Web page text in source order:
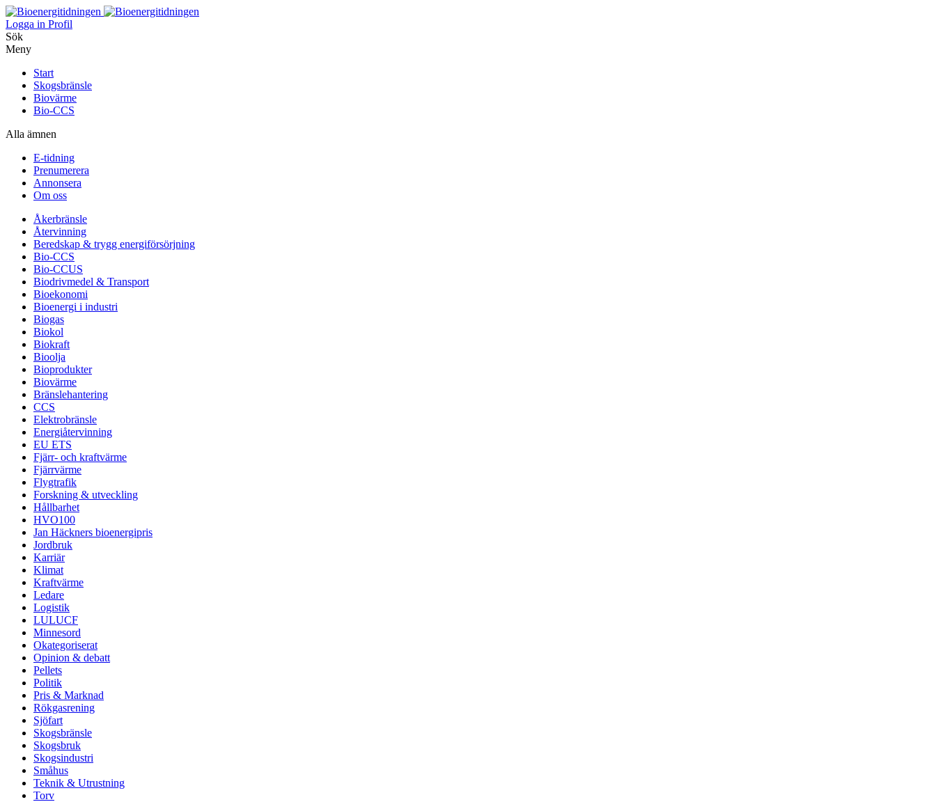
Logga in Profil
Sök
Meny
Start
Skogsbränsle
Biovärme
Bio-CCS
Alla ämnen
E-tidning
Prenumerera
Annonsera
Om oss
Åkerbränsle
Återvinning
Beredskap & trygg energiförsörjning
Bio-CCS
Bio-CCUS
Biodrivmedel & Transport
Bioekonomi
Bioenergi i industri
Biogas
Biokol
Biokraft
Bioolja
Bioprodukter
Biovärme
Bränslehantering
CCS
Elektrobränsle
Energiåtervinning
EU ETS
Fjärr- och kraftvärme
Fjärrvärme
Flygtrafik
Forskning & utveckling
Hållbarhet
HVO100
Jan Häckners bioenergipris
Jordbruk
Karriär
Klimat
Kraftvärme
Ledare
Logistik
LULUCF
Minnesord
Okategoriserat
Opinion & debatt
Pellets
Politik
Pris & Marknad
Rökgasrening
Sjöfart
Skogsbränsle
Skogsbruk
Skogsindustri
Småhus
Teknik & Utrustning
Torv